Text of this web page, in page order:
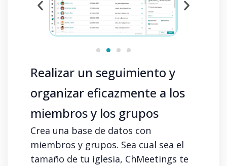
Realizar un seguimiento y
organizar eficazmente a los
miembros y los grupos
Crea una base de datos con
miembros y grupos. Sea cual sea el
tamaño de tu iglesia, ChMeetings te